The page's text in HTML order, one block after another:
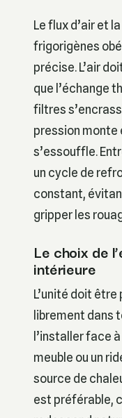
Le flux d’air et
frigorigènes
précise. L’air
que l’échange
filtres
pression monte
s’essouffle.
un cycle de
constant,
gripper les
Le choix de
intérieure
L’unité doit être
librement dans
l’installer face
meuble ou un
source de
est préférable,